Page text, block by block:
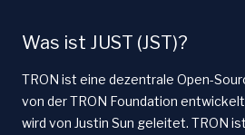
Was ist JUST (JST)?
TRON ist eine dezentrale Open-
von der TRON Foundation
wird von Justin Sun geleitet. TRON